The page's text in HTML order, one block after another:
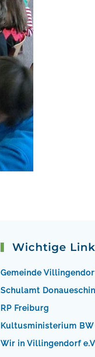
Wichtige
Gemeinde
Schulamt
RP Freiburg
Kultusministerium BW
Wir in Villingendorf